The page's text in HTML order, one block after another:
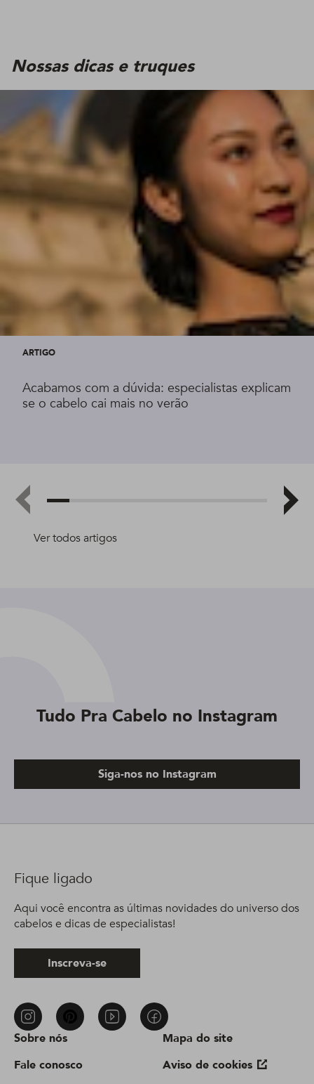
Nossas dicas e truques
Ver todos artigos
ARTIGO
Acabamos com a dúvida: especialistas explicam
se o cabelo cai mais no verão
Tudo Pra Cabelo no Instagram
Siga-nos no Instagram
Sobre nós
Fale conosco
Mapa do site
Aviso de cookies
Fique ligado
Aqui você encontra as últimas novidades do universo dos
cabelos e dicas de especialistas!
Inscreva-se